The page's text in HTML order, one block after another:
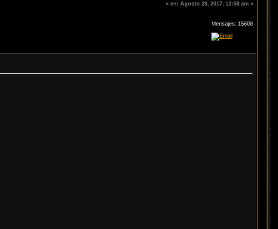
« en: Agosto 28, 2017, 12:58 am »
Mensajes: 15608